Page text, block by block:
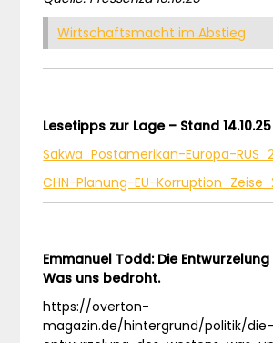
Wirtschaftsmacht im Abstieg
Lesetipps zur Lage – Stand 14.10.25
Sakwa_Postamerikan-Europa-
CHN-Planung-EU-
Emmanuel Todd: Die
Was uns bedroht.
https://overton-
magazin.de/hintergrund/politik/die-